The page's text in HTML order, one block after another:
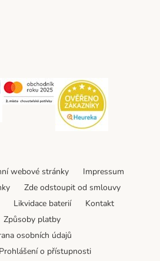
MethodShipping Method
Security Security
webové stránky
Impressum
Zde odstoupit od smlouvy
Likvidace baterií
Kontakt
Způsoby platby
osobních údajů
Prohlášení o přístupnosti